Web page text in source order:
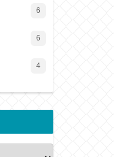
6
6
4